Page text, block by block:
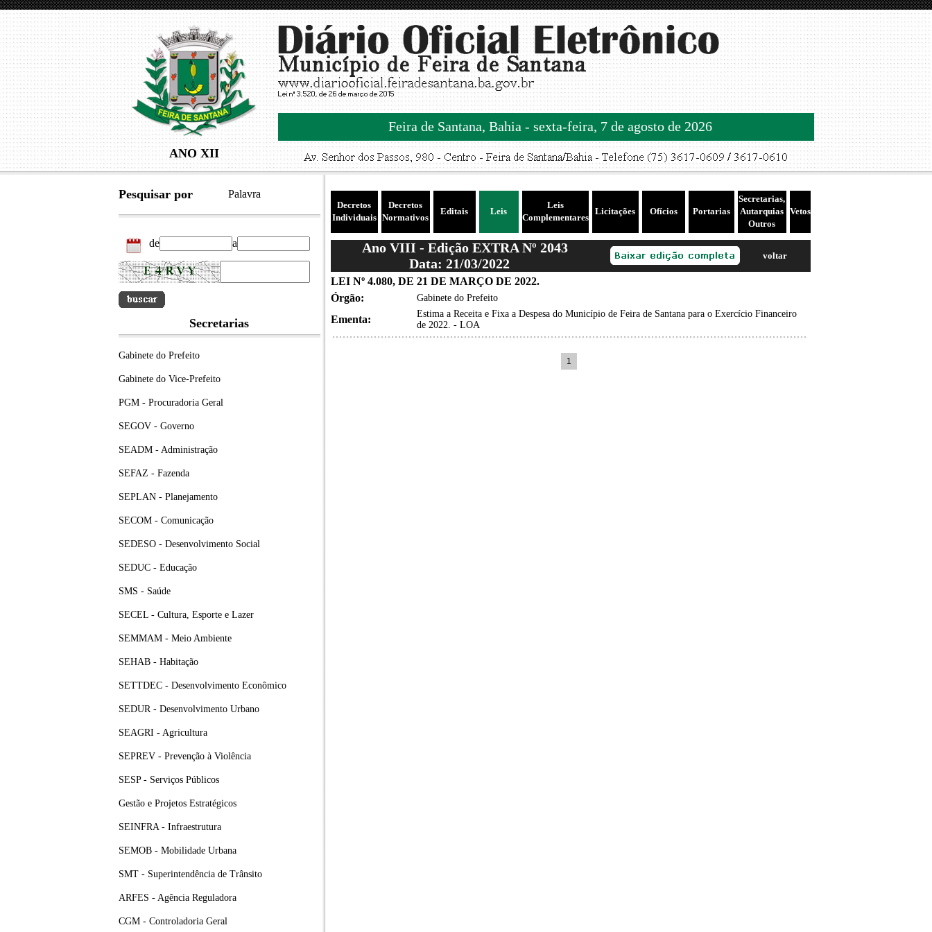
ANO XII
Feira de Santana, Bahia - sexta-feira, 7 de agosto de 2026
Pesquisar por Palavra
de a
Secretarias
Gabinete do Prefeito
Gabinete do Vice-Prefeito
PGM - Procuradoria Geral
SEGOV - Governo
SEADM - Administração
SEFAZ - Fazenda
SEPLAN - Planejamento
SECOM - Comunicação
SEDESO - Desenvolvimento Social
SEDUC - Educação
SMS - Saúde
SECEL - Cultura, Esporte e Lazer
SEMMAM - Meio Ambiente
SEHAB - Habitação
SETTDEC - Desenvolvimento Econômico
SEDUR - Desenvolvimento Urbano
SEAGRI - Agricultura
SEPREV - Prevenção à Violência
SESP - Serviços Públicos
Gestão e Projetos Estratégicos
SEINFRA - Infraestrutura
SEMOB - Mobilidade Urbana
SMT - Superintendência de Trânsito
ARFES - Agência Reguladora
CGM - Controladoria Geral
Decretos
Individuais
Decretos
Normativos
Editais Leis
Leis
Complementares
Licitações Ofícios Portarias
Secretarias,
Autarquias
Outros
Vetos
Ano VIII - Edição EXTRA Nº 2043
Data: 21/03/2022
voltar
LEI Nº 4.080, DE 21 DE MARÇO DE 2022.
Órgão:
Gabinete do Prefeito
Ementa:
Estima a Receita e Fixa a Despesa do Município de Feira de Santana para o Exercício Financeiro
de 2022. - LOA
1